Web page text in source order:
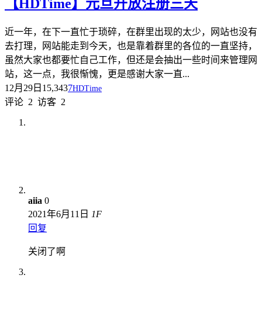
【HDTime】元旦开放注册三天
近一年，在下一直忙于琐碎，在群里出现的太少，网站也没有
去打理，网站能走到今天，也是靠着群里的各位的一直坚持，
虽然大家也都要忙自己工作，但还是会抽出一些时间来管理网
站，这一点，我很惭愧，更是感谢大家一直...
12月29日 15,3437HDTime
评论 2 访客 2
aiia 0
2021年6月11日 1F
回复
关闭了啊